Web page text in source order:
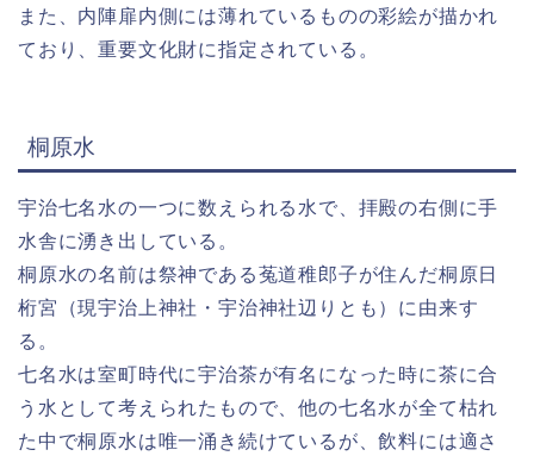
また、内陣扉内側には薄れているものの彩絵が描かれ
ており、重要文化財に指定されている。
桐原水
宇治七名水の一つに数えられる水で、拝殿の右側に手
水舎に湧き出している。
桐原水の名前は祭神である菟道稚郎子が住んだ桐原日
桁宮（現宇治上神社・宇治神社辺りとも）に由来す
る。
七名水は室町時代に宇治茶が有名になった時に茶に合
う水として考えられたもので、他の七名水が全て枯れ
た中で桐原水は唯一涌き続けているが、飲料には適さ